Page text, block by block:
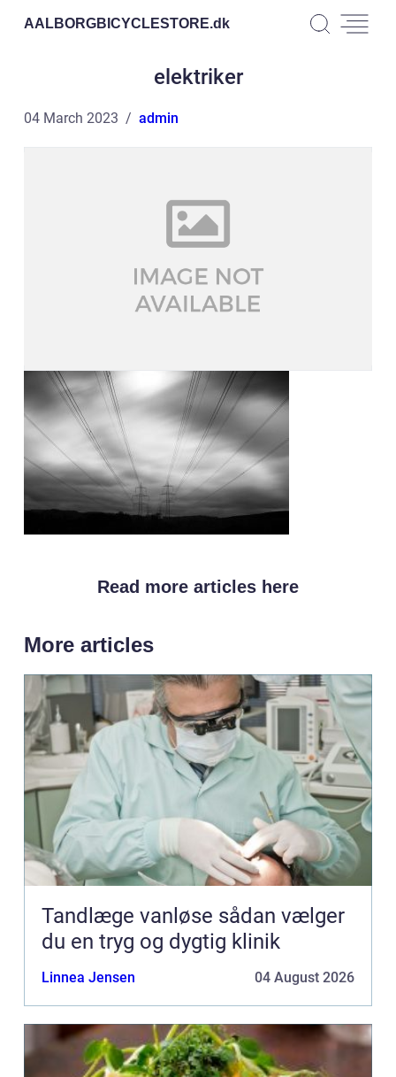
AALBORGBICYCLESTORE.dk
elektriker
04 March 2023 admin
Read more articles here
More articles
Tandlæge vanløse sådan vælger
du en tryg og dygtig klinik
Linnea Jensen 04 August 2026